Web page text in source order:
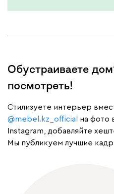
Обустраиваете
посмотреть!
Cтилизуете интерьер
@mebel.kz_official
на фото
Instagram, добавляйте
Мы публикуем лучшие